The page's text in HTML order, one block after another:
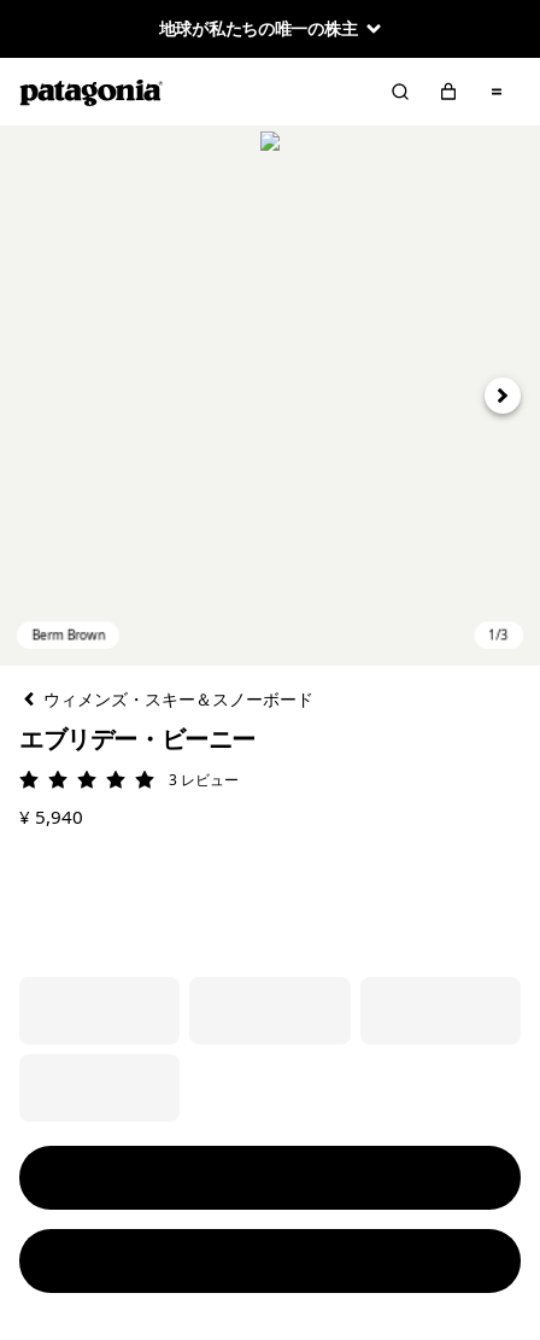
地球が私たちの唯一の株主
次へ
ウィメンズ・スキー＆スノーボード
エブリデー・ビーニー
評価: 5 / 5 3 レビュー
¥ 5,940